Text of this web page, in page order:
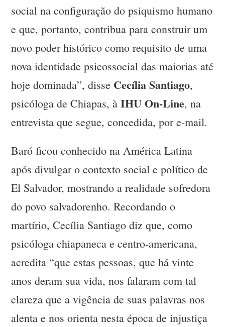
social na configuração do psiquismo humano
e que, portanto, contribua para construir um
novo poder histórico como requisito de uma
nova identidade psicossocial das maiorias até
hoje dominada”, disse Cecília Santiago,
psicóloga de Chiapas, àIHU On-Line, na
entrevista que segue, concedida, por e-mail.
Baró ficou conhecido na América Latina
após divulgar o contexto social e político de
El Salvador, mostrando a realidade sofredora
do povo salvadorenho. Recordando o
martírio, Cecília Santiago diz que, como
psicóloga chiapaneca e centro-americana,
acredita “que estas pessoas, que há vinte
anos deram sua vida, nos falaram com tal
clareza que a vigência de suas palavras nos
alenta e nos orienta nesta época de injustiça